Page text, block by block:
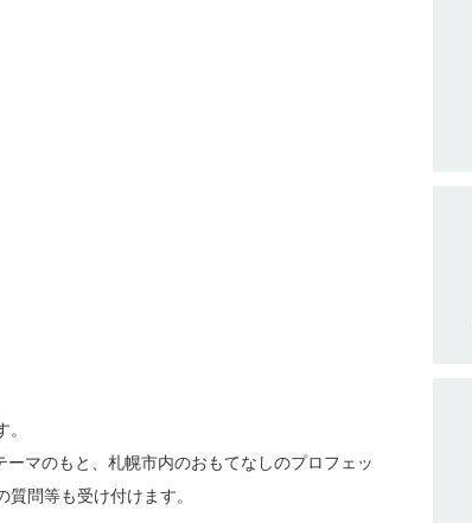
マのもと、札幌市内のおもてなしのプロフェッ
問等も受け付けます。